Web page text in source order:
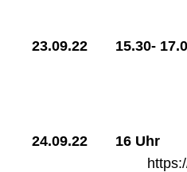
23.09.22 15.30-
24.09.22 16